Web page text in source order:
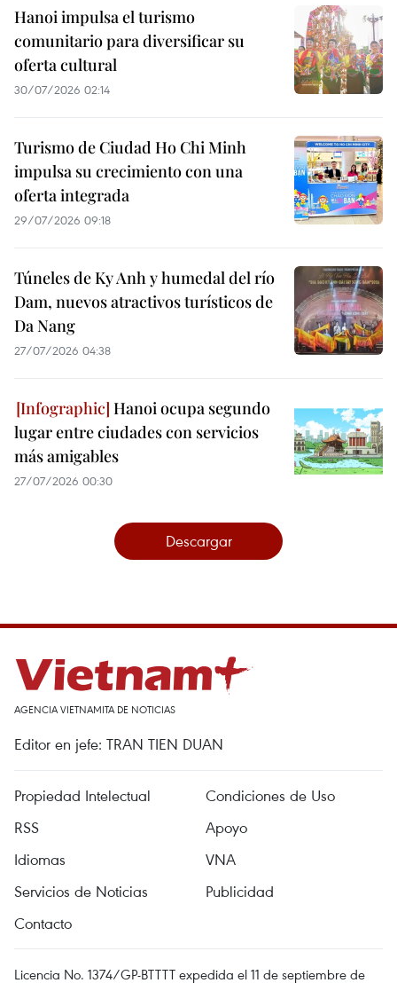
Hanoi impulsa el turismo
comunitario para diversificar su
oferta cultural
30/07/2026 02:14
Turismo de Ciudad Ho Chi Minh
impulsa su crecimiento con una
oferta integrada
29/07/2026 09:18
Túneles de Ky Anh y humedal del río
Dam, nuevos atractivos turísticos de
Da Nang
27/07/2026 04:38
Hanoi ocupa segundo
lugar entre ciudades con servicios
más amigables
27/07/2026 00:30
Descargar
AGENCIA VIETNAMITA DE NOTICIAS
Editor en jefe: TRAN TIEN DUAN
Propiedad Intelectual
Condiciones de Uso
RSS
Apoyo
Idiomas
VNA
Servicios de Noticias
Publicidad
Contacto
Licencia No. 1374/GP-BTTTT expedida el 11 de septiembre de